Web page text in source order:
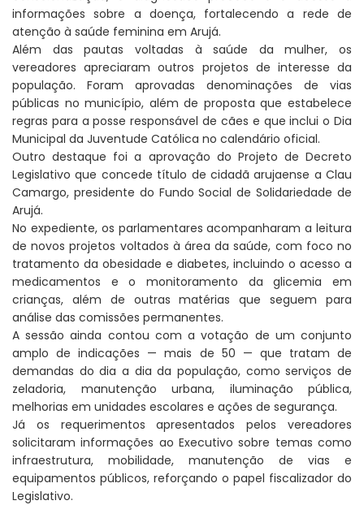
informações sobre a doença, fortalecendo a rede de
atenção à saúde feminina em Arujá.
Além das pautas voltadas à saúde da mulher, os
vereadores apreciaram outros projetos de interesse da
população. Foram aprovadas denominações de vias
públicas no município, além de proposta que estabelece
regras para a posse responsável de cães e que inclui o Dia
Municipal da Juventude Católica no calendário oficial.
Outro destaque foi a aprovação do Projeto de Decreto
Legislativo que concede título de cidadã arujaense a Clau
Camargo, presidente do Fundo Social de Solidariedade de
Arujá.
No expediente, os parlamentares acompanharam a leitura
de novos projetos voltados à área da saúde, com foco no
tratamento da obesidade e diabetes, incluindo o acesso a
medicamentos e o monitoramento da glicemia em
crianças, além de outras matérias que seguem para
análise das comissões permanentes.
A sessão ainda contou com a votação de um conjunto
amplo de indicações — mais de 50 — que tratam de
demandas do dia a dia da população, como serviços de
zeladoria, manutenção urbana, iluminação pública,
melhorias em unidades escolares e ações de segurança.
Já os requerimentos apresentados pelos vereadores
solicitaram informações ao Executivo sobre temas como
infraestrutura, mobilidade, manutenção de vias e
equipamentos públicos, reforçando o papel fiscalizador do
Legislativo.